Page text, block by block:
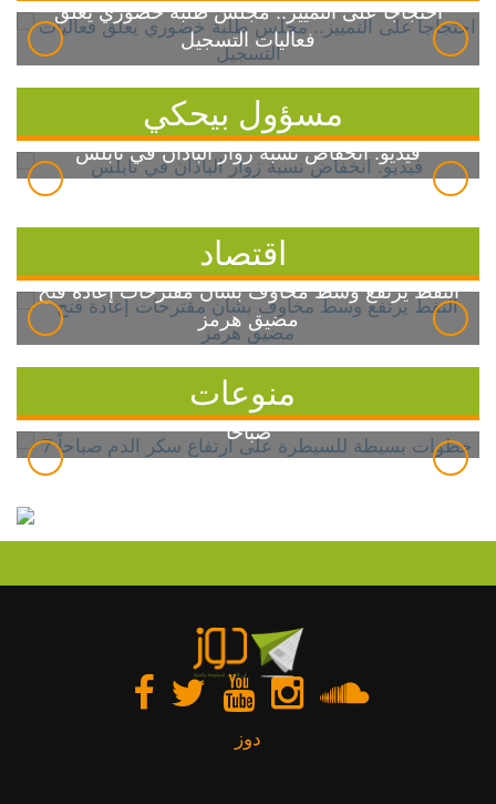
احتجاجاً على التمييز.. مجلس طلبة خضوري يعلق
فعاليات التسجيل
مسؤول بيحكي
فيديو: انخفاض نسبة زوار الباذان في نابلس
اقتصاد
النفط يرتفع وسط مخاوف بشأن مقترحات إعادة فتح
مضيق هرمز
منوعات
7 خطوات بسيطة للسيطرة على ارتفاع سكر الدم
صباحاً
دوز